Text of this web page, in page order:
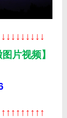
↓↓↓↓↓↓↓↓↓
片视频】
↑↑↑↑↑↑↑↑↑